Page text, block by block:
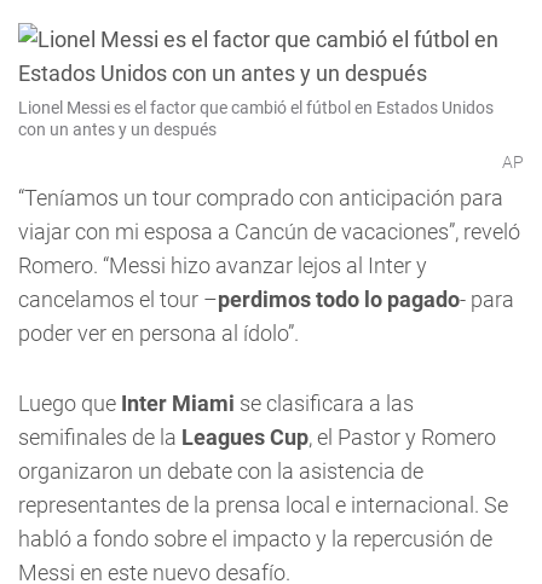
Lionel Messi es el factor que cambió el fútbol en Estados Unidos
con un antes y un después
AP
“Teníamos un tour comprado con anticipación para
viajar con mi esposa a Cancún de vacaciones”, reveló
Romero. “Messi hizo avanzar lejos al Inter y
cancelamos el tour –perdimos todo lo pagado- para
poder ver en persona al ídolo”.
Luego que Inter Miami se clasificara a las
semifinales de la Leagues Cup, el Pastor y Romero
organizaron un debate con la asistencia de
representantes de la prensa local e internacional. Se
habló a fondo sobre el impacto y la repercusión de
Messi en este nuevo desafío.